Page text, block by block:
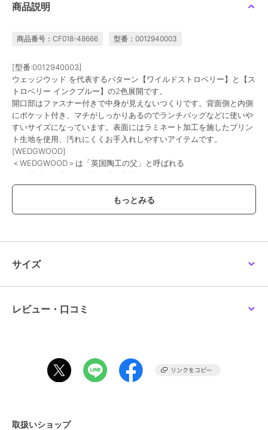
商品説明
商品番号：CF018-48666 型番：0012940003
[型番:0012940003]
ウェッジウッド を代表するパターン【ワイルドストロベリー】と【ス
トロベリー インクブルー】の2色展開です。
開口部はファスナー付きで中身が見えないつくりです。背面側と内側
にポケット付き、マチがしっかりあるのでランチバッグなどに使いや
すいサイズになっています。表面にはラミネート加工を施したプリン
ト生地を使用、汚れにくくお手入れしやすいアイテムです。
[WEDGWOOD]
＜WEDGWOOD＞は「英国陶工の父」と呼ばれる
ジョサイア・ウェッジウッドにより
1759年に創設された洋食器ブランドです。
イギリス王室をはじめ各国の王侯貴族たちに
愛用されたことで名声を確実なものとし、
>>無料ギフトサービスについての詳細はこちら
ブランド
商品カテゴリ バッグ ／ トートバッグ
性別タイプ
レディース
サイズ
レビュー・口コミ
取扱いショップ